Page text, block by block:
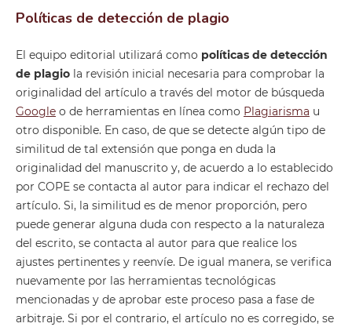
Políticas de detección de plagio
El equipo editorial utilizará como políticas de detección
de plagiola revisión inicial necesaria para comprobar la
originalidad del artículo a través del motor de búsqueda
Googleo de herramientas en línea como Plagiarisma u
otro disponible. En caso, de que se detecte algún tipo de
similitud de tal extensión que ponga en duda la
originalidad del manuscrito y, de acuerdo a lo establecido
por COPE se contacta al autor para indicar el rechazo del
artículo. Si, la similitud es de menor proporción, pero
puede generar alguna duda con respecto a la naturaleza
del escrito, se contacta al autor para que realice los
ajustes pertinentes y reenvíe. De igual manera, se verifica
nuevamente por las herramientas tecnológicas
mencionadas y de aprobar este proceso pasa a fase de
arbitraje. Si por el contrario, el artículo no es corregido, se